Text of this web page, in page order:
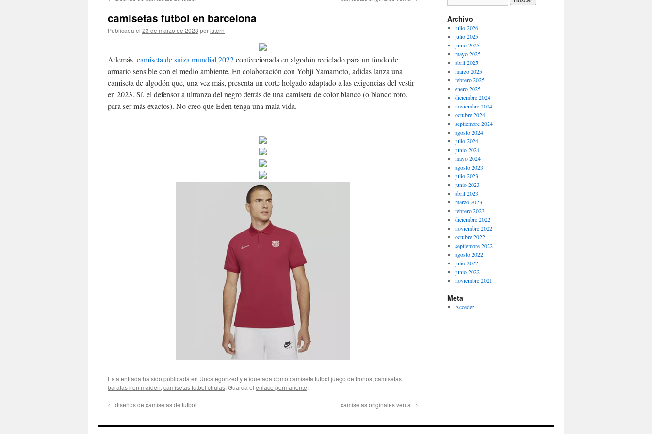
contenido
camisetas futbol en barcelona
Publicada el 23 de marzo de 2023 poristern
Además, camiseta de suiza mundial 2022confeccionada en algodón reciclado para un fondo de
armario sensible con el medio ambiente. En colaboración con Yohji Yamamoto, adidas lanza una
camiseta de algodón que, una vez más, presenta un corte holgado adaptado a las exigencias del vestir
en 2023. Sí, el defensor a ultranza del negro detrás de una camiseta de color blanco (o blanco roto,
para ser más exactos). No creo que Eden tenga una mala vida.
Esta entrada ha sido publicada en Uncategorized y etiquetada como camiseta futbol juego de tronos, camisetas
baratas iron maiden, camisetas futbol chulas. Guarda el enlace permanente.
← diseños de camisetas de futbol camisetas originales venta →
Archivo
julio 2026
julio 2025
junio 2025
mayo 2025
abril 2025
marzo 2025
febrero 2025
enero 2025
diciembre 2024
noviembre 2024
octubre 2024
septiembre 2024
agosto 2024
julio 2024
junio 2024
mayo 2024
agosto 2023
julio 2023
junio 2023
abril 2023
marzo 2023
febrero 2023
diciembre 2022
noviembre 2022
octubre 2022
septiembre 2022
agosto 2022
julio 2022
junio 2022
noviembre 2021
Meta
Acceder